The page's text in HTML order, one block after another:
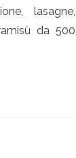
lasagne,
da 500